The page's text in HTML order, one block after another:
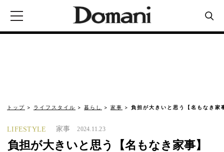
トップ ライフスタイル 暮らし 家事 負担が大きいと思う【名もなき
LIFESTYLE 家事 2024.11.23
負担が大きいと思う【名もなき家事】